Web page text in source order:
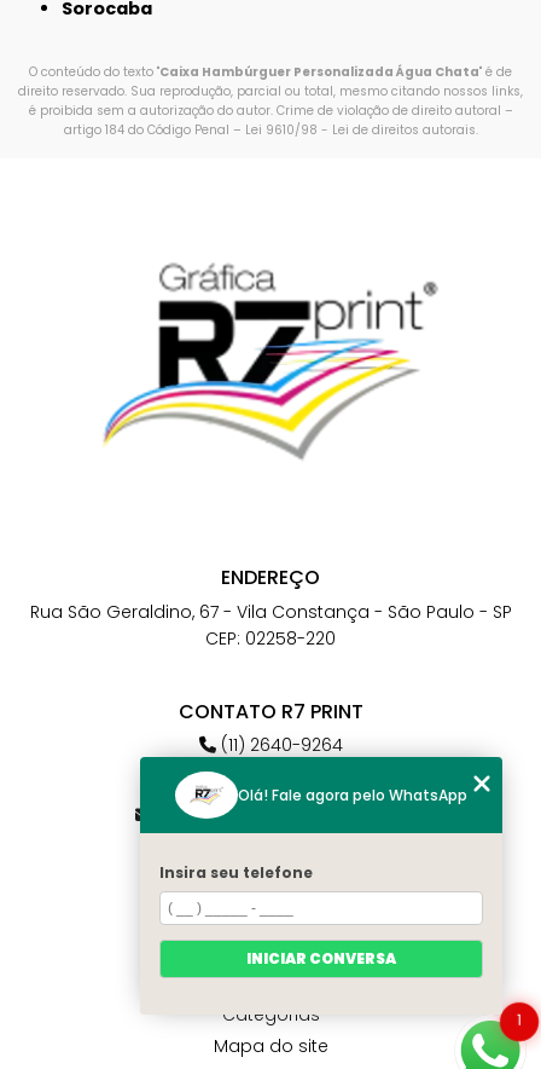
Sorocaba
O conteúdo do texto "Caixa Hambúrguer Personalizada Água Chata" é de
direito reservado. Sua reprodução, parcial ou total, mesmo citando nossos links,
é proibida sem a autorização do autor. Crime de violação de direito autoral –
artigo 184 do Código Penal – Lei 9610/98 - Lei de direitos autorais.
ENDEREÇO
Rua São Geraldino, 67 - Vila Constança - São Paulo - SP
CEP: 02258-220
CONTATO R7 PRINT
(11) 2640-9264
(11) 98784-6664
atendimento@r7print.com.br
MENU
Home
Quem somos
Contato
Categorias
Mapa do site
1
Olá! Fale agora pelo WhatsApp
Insira seu telefone
INICIAR CONVERSA